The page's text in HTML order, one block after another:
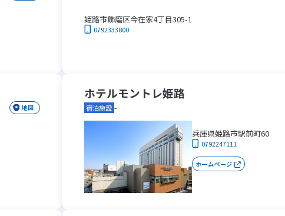
姫路市飾磨区今在家4丁目305-1
0792333800
地図
ホテルモントレ姫路
宿泊施設 -
兵庫県姫路市駅前町60
0792247111
ホームページ